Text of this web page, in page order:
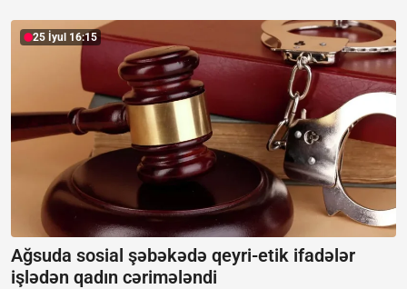
25 İyul 16:15
Ağsuda sosial şəbəkədə qeyri-etik ifadələr
işlədən qadın cərimələndi